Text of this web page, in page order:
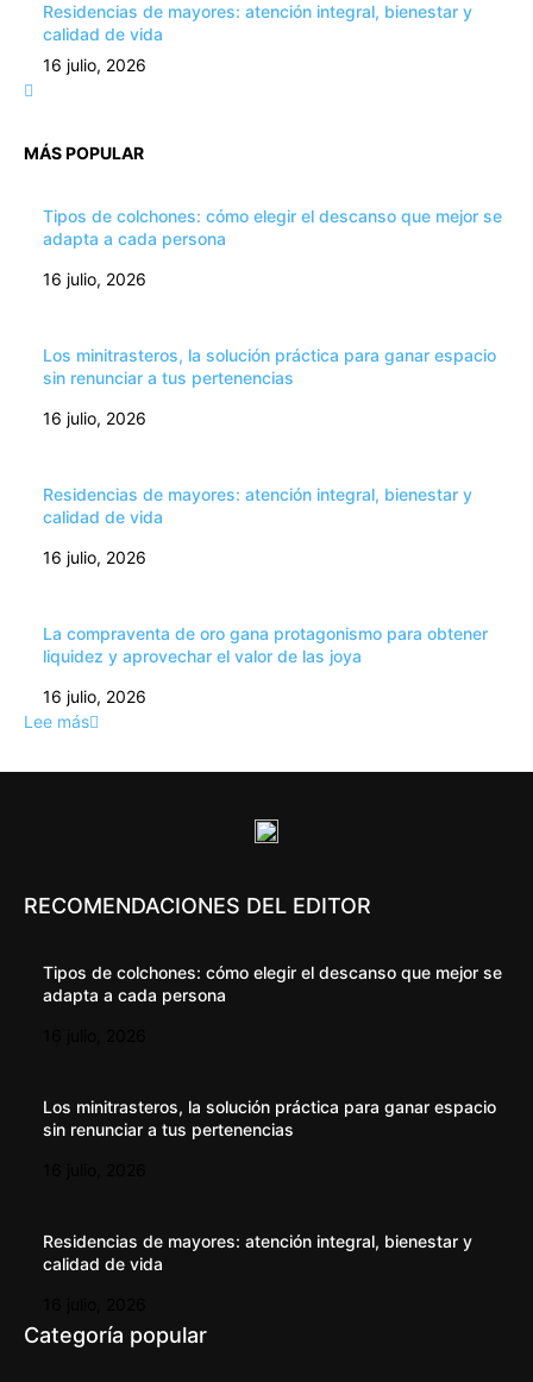
Residencias de mayores: atención integral, bienestar y
calidad de vida
16 julio, 2026
MÁS POPULAR
Tipos de colchones: cómo elegir el descanso que mejor se
adapta a cada persona
16 julio, 2026
Los minitrasteros, la solución práctica para ganar espacio
sin renunciar a tus pertenencias
16 julio, 2026
Residencias de mayores: atención integral, bienestar y
calidad de vida
16 julio, 2026
La compraventa de oro gana protagonismo para obtener
liquidez y aprovechar el valor de las joya
16 julio, 2026
Lee más
RECOMENDACIONES DEL EDITOR
Tipos de colchones: cómo elegir el descanso que mejor se
adapta a cada persona
Los minitrasteros, la solución práctica para ganar espacio
sin renunciar a tus pertenencias
Residencias de mayores: atención integral, bienestar y
calidad de vida
Categoría popular